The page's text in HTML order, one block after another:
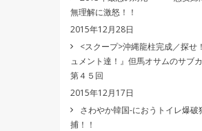
無理解に激怒！！
2015年12月28日
<スクープ>沖縄龍柱完成／探せ
ュメント達！』但馬オサムのサブ
第４５回
2015年12月17日
さわやか韓国-におうトイレ爆破
捕！！